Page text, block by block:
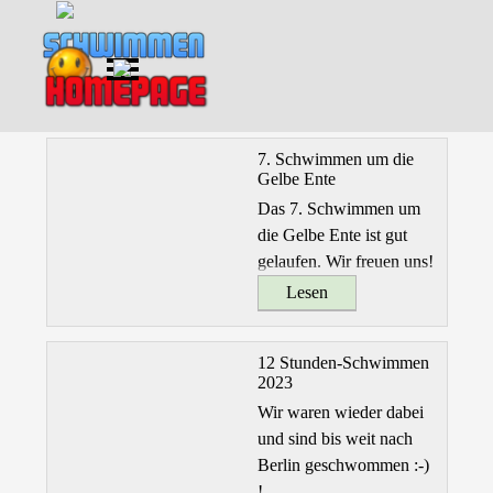
Direkt zum Seiteninhalt
Menü überspringen
7. Schwimmen um die
Gelbe Ente
Das 7. Schwimmen um
die Gelbe Ente ist gut
gelaufen. Wir freuen uns!
Lesen
12 Stunden-Schwimmen
2023
Wir waren wieder dabei
und sind bis weit nach
Berlin geschwommen :-)